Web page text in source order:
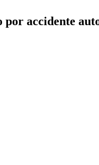
por accidente